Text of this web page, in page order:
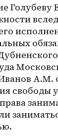
Голубеву
А.М.
свободы